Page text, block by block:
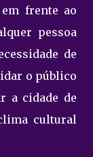
frente ao
pessoa
de
o público
a cidade de
cultural